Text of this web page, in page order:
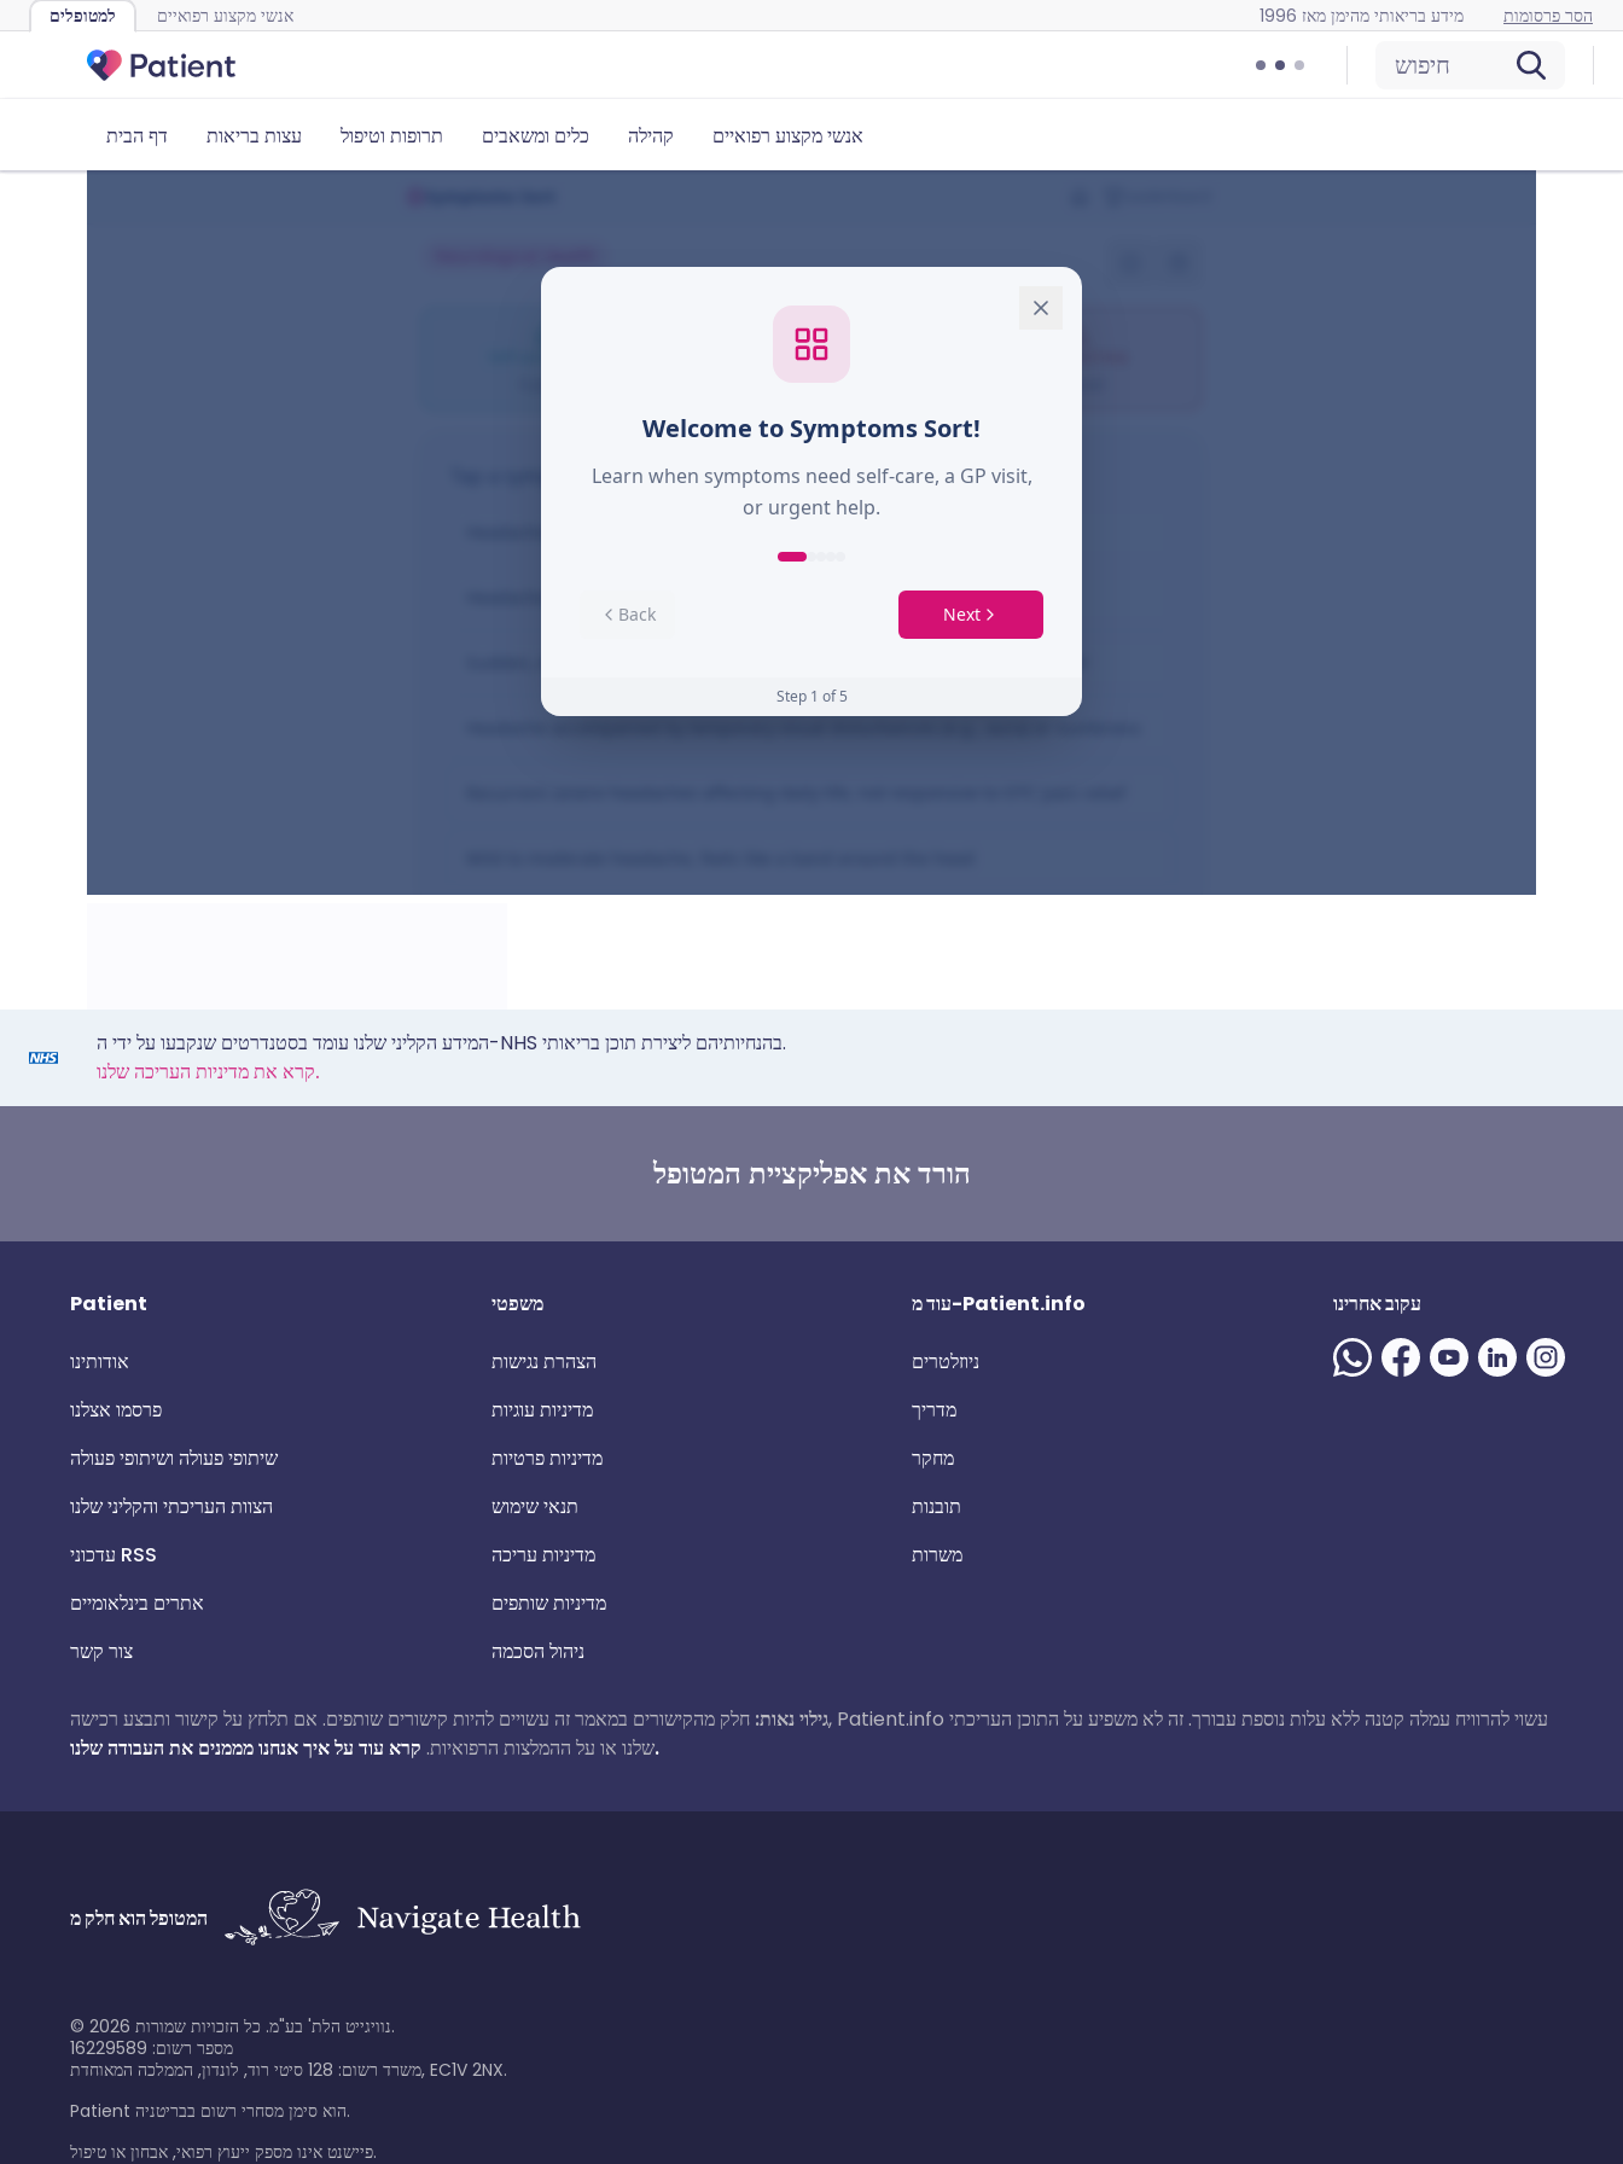
למטופלים אנשי מקצוע רפואיים מידע בריאותי מהימן מאז 1996 הסר פרסומות
חיפוש
דף הבית עצות בריאות תרופות וטיפול כלים ומשאבים קהילה אנשי מקצוע רפואיים
המידע הקליני שלנו עומד בסטנדרטים שנקבעו על ידי ה-NHS בהנחיותיהם ליצירת תוכן בריאותי.
קרא את מדיניות העריכה שלנו.
הורד את אפליקציית המטופל
Patient
אודותינו
פרסמו אצלנו
שיתופי פעולה ושיתופי פעולה
הצוות העריכתי והקליני שלנו
עדכוני RSS
אתרים בינלאומיים
צור קשר
משפטי
הצהרת נגישות
מדיניות עוגיות
מדיניות פרטיות
תנאי שימוש
מדיניות עריכה
מדיניות שותפים
ניהול הסכמה
עוד מ-Patient.info
ניוזלטרים
מדריך
מחקר
תובנות
משרות
עקוב אחרינו
גילוי נאות: חלק מהקישורים במאמר זה עשויים להיות קישורים שותפים. אם תלחץ על קישור ותבצע רכישה, Patient.info עשוי להרוויח עמלה קטנה ללא עלות נוספת עבורך. זה לא משפיע על התוכן העריכתי
שלנו או על ההמלצות הרפואיות.קרא עוד על איך אנחנו מממנים את העבודה שלנו.
המטופל הוא חלק מ
© 2026
נוויגייט הלת' בע"מ. כל הזכויות שמורות.
מספר רשום: 16229589
משרד רשום: 128 סיטי רוד, לונדון, הממלכה המאוחדת, EC1V 2NX.
Patient הוא סימן מסחרי רשום בבריטניה.
פיישנט אינו מספק ייעוץ רפואי, אבחון או טיפול.